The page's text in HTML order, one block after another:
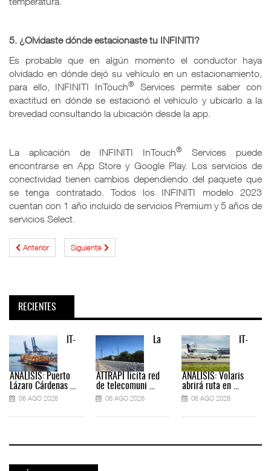
5. ¿Olvidaste dónde estacionaste tu INFINITI?
Es probable que en algún momento el conductor haya
olvidado en dónde dejó su vehículo en un estacionamiento,
para ello, INFINITI InTouch®
Services permite saber con
exactitud en dónde se estacionó el vehículo y ubicarlo a la
brevedad consultando la ubicación desde la app.
La aplicación de INFINITI InTouch®
Services puede
encontrarse en App Store y Google Play. Los servicios de
conectividad tienen cambios dependiendo del paquete que
se tenga contratado. Todos los INFINITI modelo 2023
cuentan con 1 año incluido de servicios Premium y 5 años de
servicios Select.
Anterior Siguiente
RECIENTES
IT-
ANÁLISIS: Puerto
Lázaro Cárdenas ...
06 AGO 2026
La
ATTRAPI licita red
de telecomuni ...
06 AGO 2026
IT-
ANÁLISIS: Volaris
abrirá ruta en ...
06 AGO 2026